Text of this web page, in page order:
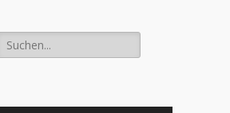
Suche
nach: